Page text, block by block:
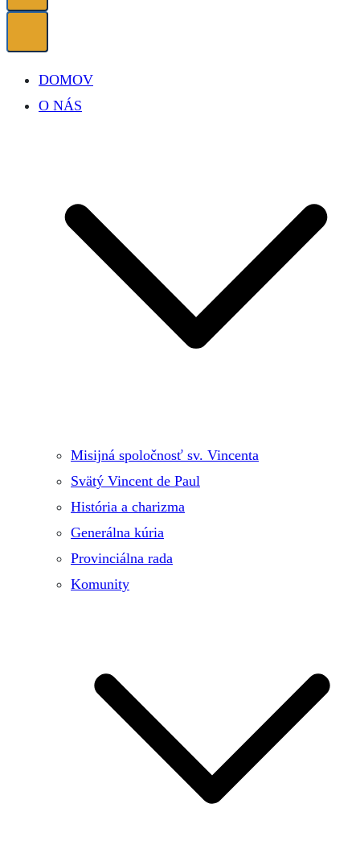
DOMOV
O NÁS
Misijná spoločnosť sv. Vincenta
Svätý Vincent de Paul
História a charizma
Generálna kúria
Provinciálna rada
Komunity